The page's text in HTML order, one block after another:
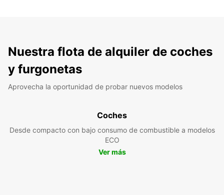
Nuestra flota de alquiler de coches
y furgonetas
Aprovecha la oportunidad de probar nuevos modelos
Coches
Desde compacto con bajo consumo de combustible a modelos
ECO
Ver más